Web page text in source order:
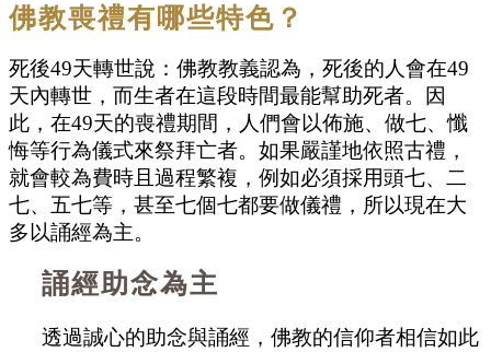
佛教喪禮有哪些特色？
死後49天轉世說：佛教教義認為，死後的人會在49
天內轉世，而生者在這段時間最能幫助死者。因
此，在49天的喪禮期間，人們會以佈施、做七、懺
悔等行為儀式來祭拜亡者。如果嚴謹地依照古禮，
就會較為費時且過程繁複，例如必須採用頭七、二
七、五七等，甚至七個七都要做儀禮，所以現在大
多以誦經為主。
誦經助念為主
透過誠心的助念與誦經，佛教的信仰者相信如此